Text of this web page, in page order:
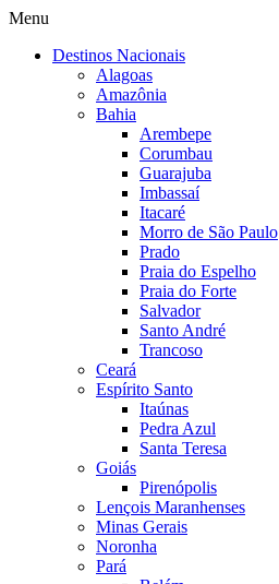
Menu
Destinos Nacionais
Alagoas
Amazônia
Bahia
Arembepe
Corumbau
Guarajuba
Imbassaí
Itacaré
Morro de São Paulo
Prado
Praia do Espelho
Praia do Forte
Salvador
Santo André
Trancoso
Ceará
Espírito Santo
Itaúnas
Pedra Azul
Santa Teresa
Goiás
Pirenópolis
Lençois Maranhenses
Minas Gerais
Noronha
Pará